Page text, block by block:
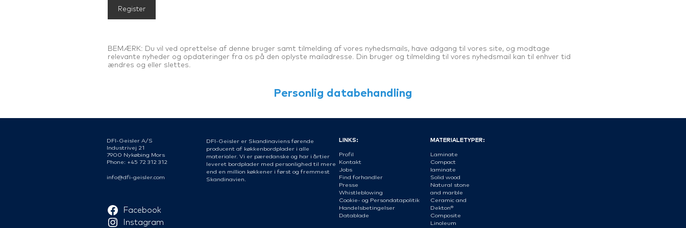
BEMÆRK: Du vil ved oprettelse af denne bruger samt tilmelding af vores nyhedsmails, have adgang til vores site, og modtage
relevante nyheder og opdateringer fra os på den oplyste mailadresse. Din bruger og tilmelding til vores nyhedsmail kan til enhver tid
ændres og eller slettes.
Personlig databehandling
DFI-Geisler A/S
Industrivej 21
7900 Nykøbing Mors
Phone: +45 72 312 312
info@dfi-geisler.com
Facebook
Instagram
DFI-Geisler er Skandinaviens førende
producent af køkkenbordplader i alle
materialer. Vi er pæredanske og har i årtier
leveret bordplader med personlighed til mere
end en million køkkener i først og fremmest
Skandinavien.
LINKS:
Profil
Kontakt
Jobs
Find forhandler
Presse
Whistleblowing
Cookie- og Persondatapolitik
Handelsbetingelser
Datablade
MATERIALETYPER:
Laminate
Compact
laminate
Solid wood
Natural stone
and marble
Ceramic and
Dekton®
Composite
Linoleum